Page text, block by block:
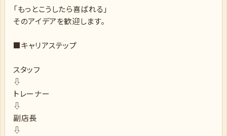
「もっとこうしたら喜ばれる」
そのアイデアを歓迎します。
■キャリアステップ
スタッフ
⇩
トレーナー
⇩
副店長
⇩